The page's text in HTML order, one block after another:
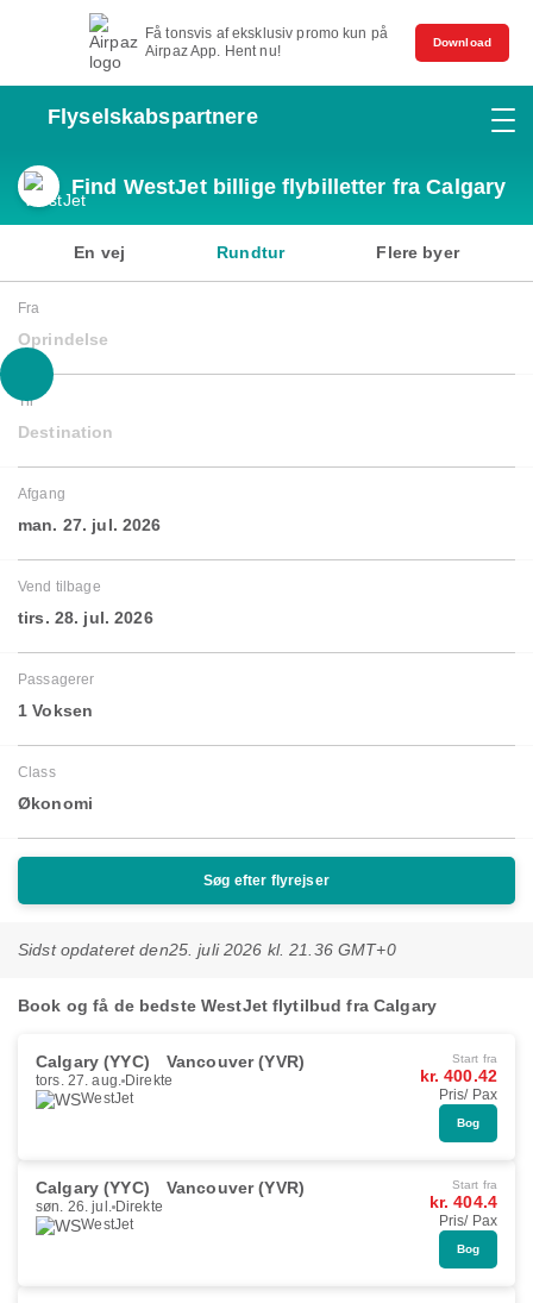
Få tonsvis af eksklusiv promo kun på
Airpaz App. Hent nu!
Download
Flyselskabspartnere
Find WestJet billige flybilletter fra Calgary
En vej Rundtur Flere byer
Fra
Oprindelse
Til
Destination
Afgang
man. 27. jul. 2026
Vend tilbage
tirs. 28. jul. 2026
Passagerer
1 Voksen
Class
Økonomi
Søg efter flyrejser
Sidst opdateret den25. juli 2026 kl. 21.36 GMT+0
Book og få de bedste WestJet flytilbud fra Calgary
Calgary (YYC) Vancouver (YVR)
tors. 27. aug. Direkte
WestJet
Start fra
kr. 400.42
Pris/ Pax
Bog
Calgary (YYC) Vancouver (YVR)
søn. 26. jul. Direkte
WestJet
Start fra
kr. 404.4
Pris/ Pax
Bog